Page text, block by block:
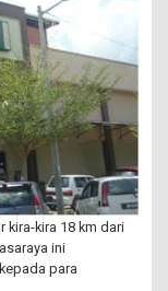
kira-kira 18 km dari
ini
para